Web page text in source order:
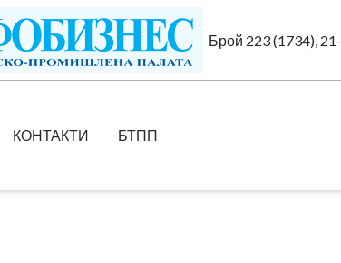
Брой 223 (1734),
КОНТАКТИ БТПП